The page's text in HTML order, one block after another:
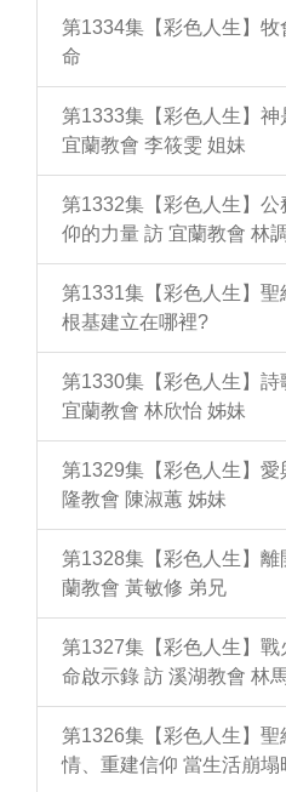
第1334集【彩色人生】
命
第1333集【彩色人生】
宜蘭教會 李筱雯 姐妹
第1332集【彩色人生】
仰的力量 訪 宜蘭教會 林
第1331集【彩色人生】
根基建立在哪裡?
第1330集【彩色人生】
宜蘭教會 林欣怡 姊妹
第1329集【彩色人生】愛
隆教會 陳淑蕙 姊妹
第1328集【彩色人生】
蘭教會 黃敏修 弟兄
第1327集【彩色人生】
命啟示錄 訪 溪湖教會 林
第1326集【彩色人生】
情、重建信仰 當生活崩塌